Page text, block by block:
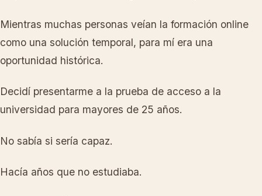
Mientras muchas personas veían la formación online
como una solución temporal, para mí era una
oportunidad histórica.
Decidí presentarme a la prueba de acceso a la
universidad para mayores de 25 años.
No sabía si sería capaz.
Hacía años que no estudiaba.